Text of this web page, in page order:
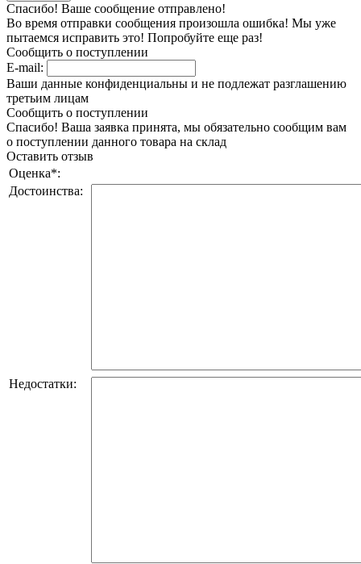
Спасибо! Ваше сообщение отправлено!
Во время отправки сообщения произошла ошибка! Мы уже
пытаемся исправить это! Попробуйте еще раз!
Сообщить о поступлении
E-mail:
Ваши данные конфиденциальны и не подлежат разглашению
третьим лицам
Сообщить о поступлении
Спасибо! Ваша заявка принята, мы обязательно сообщим вам
о поступлении данного товара на склад
Оставить отзыв
Оценка*:
Достоинства:
Недостатки: